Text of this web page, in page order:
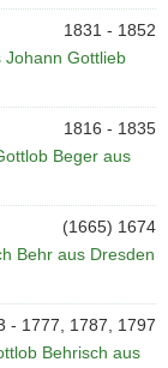
1831 - 1852
Johann Gottlieb
1816 - 1835
Beger aus
(1665) 1674
Behr aus Dresden
- 1777, 1787, 1797
Behrisch aus